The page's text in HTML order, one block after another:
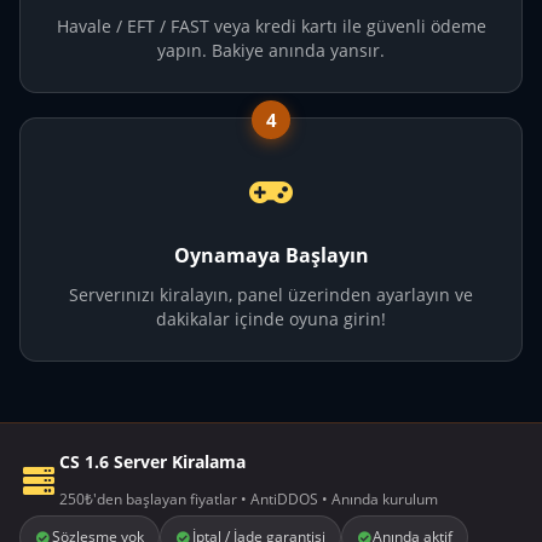
Havale / EFT / FAST veya kredi kartı ile güvenli ödeme
yapın. Bakiye anında yansır.
4
Oynamaya Başlayın
Serverınızı kiralayın, panel üzerinden ayarlayın ve
dakikalar içinde oyuna girin!
CS 1.6 Server Kiralama
250₺'den başlayan fiyatlar • AntiDDOS • Anında kurulum
Sözleşme yok
İptal / İade garantisi Anında aktif